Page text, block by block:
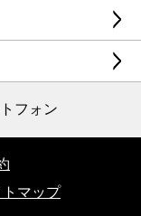
フォン
マップ